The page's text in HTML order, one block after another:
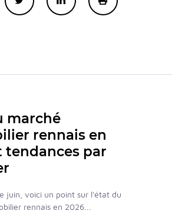
marché
rennais en
tendances par
juin, voici un point sur l'état du
rennais en 2026...